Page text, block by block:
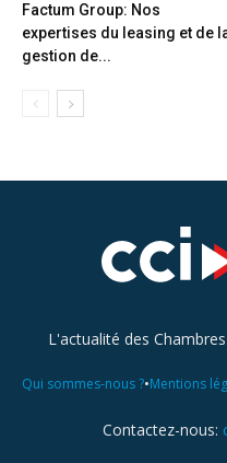
Factum Group: Nos
expertises du leasing et de
gestion de...
L'actualité des
Qui sommes-nous ?•Mentions
Contactez-nous: